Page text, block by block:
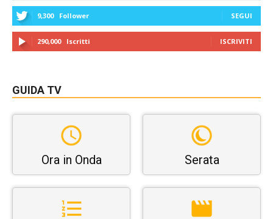
9,300 Follower SEGUI
290,000 Iscritti ISCRIVITI
GUIDA TV
Ora in Onda Serata